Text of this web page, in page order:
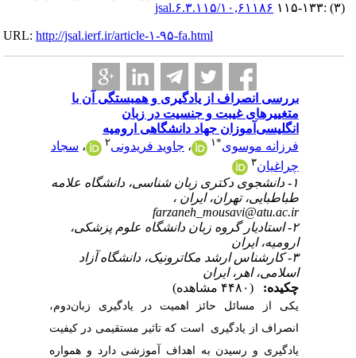
۱۰,۶۱۱۸۶/jsal.۶.۳.۱۱۵
URL:http://jsal.ierf.ir/article-۱-۹۵-fa.html
بررسی انصراف ‌از ‌یادگیری و همبستگی آن با
متغییر‌های غیبت و جنسیت در زبان
انگلیسی‌آموزان جهاد دانشگاهی ارومیه
فرزانه موسوی* ۱ ،جاوید فریدونی ،سجاد
چراغیان ۳
۱- دانشجوی دکتری زبان شناسی، دانشگاه علامه
طباطبایی، تهران، ایران ،
farzaneh_mousavi@atu.ac.ir
۲- استادیار گروه زبان دانشگاه علوم پزشکی،
ارومیه، ایران
۳- کارشناس ارشد مکاترونیک، دانشگاه آزاد
اسلامی، اهر، ایران
چکیده:
یکی از مسائل حائز اهمیت در یادگیری زبان‌دوم،
انصراف ‌از‌ یادگیری است که تاثیر مستقیمی در کیفیت
یادگیری و رسیدن به اهداف آموزشی دارد و همواره